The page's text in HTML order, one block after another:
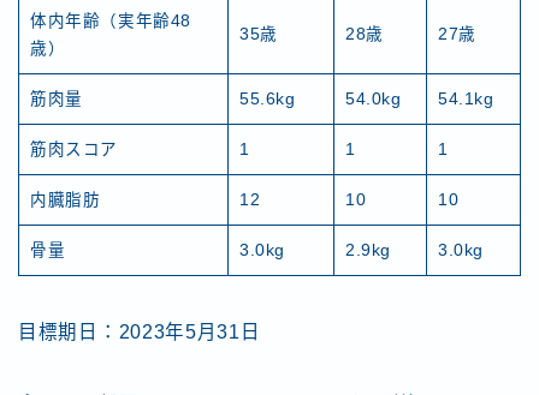
体内年齢（実年齢48
歳）
35歳 28歳 27歳
筋肉量 55.6kg 54.0kg 54.1kg
筋肉スコア 1 1 1
内臓脂肪 12 10 10
骨量 3.0kg 2.9kg 3.0kg
目標期日：2023年5月31日